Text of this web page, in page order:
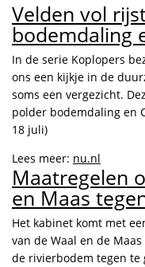
Velden vol
bodemdaling
In de serie Koplopers
ons een kijkje in de
soms een vergezicht.
polder bodemdaling en
18 juli)
Lees meer: nu.nl
Maatregelen
en Maas
Het kabinet komt met
van de Waal en de
de rivierbodem tegen te